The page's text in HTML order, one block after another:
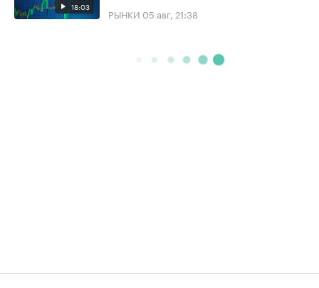
18:03 РЫНКИ 05 авг, 21:38